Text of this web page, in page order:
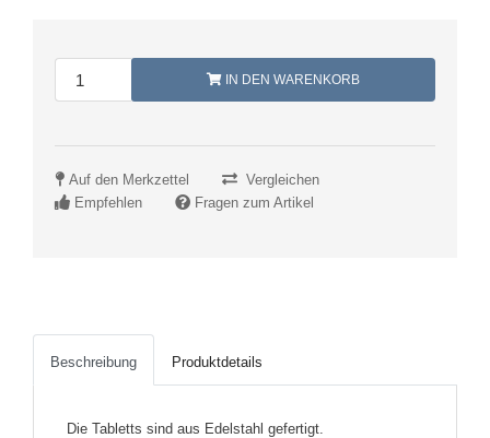
IN DEN WARENKORB
Auf den Merkzettel
Vergleichen
Empfehlen
Fragen zum Artikel
Beschreibung Produktdetails
Die Tabletts sind aus Edelstahl gefertigt.